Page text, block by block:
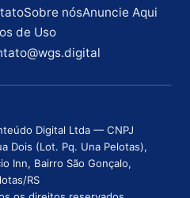
Sobre nósAnuncie Aqui
de Uso
Digital Ltda — CNPJ
Dois (Lot. Pq. Una Pelotas),
Inn, Bairro São Gonçalo,
RS